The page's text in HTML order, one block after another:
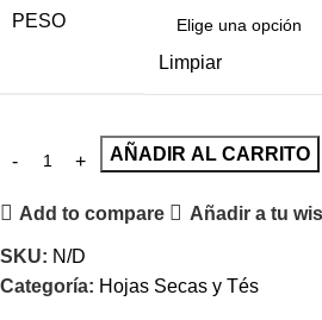
PESO
Limpiar
AÑADIR AL CARRITO
Add to compare Añadir a tu
SKU: N/D
Categoría: Hojas Secas y Tés